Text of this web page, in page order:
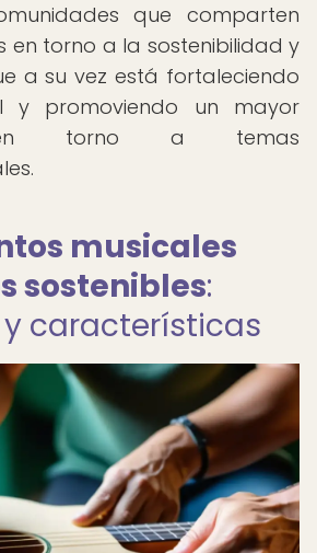
que comparten
en torno a la sostenibilidad y
a su vez está fortaleciendo
y promoviendo un mayor
en torno a temas
musicales
sostenibles:
características